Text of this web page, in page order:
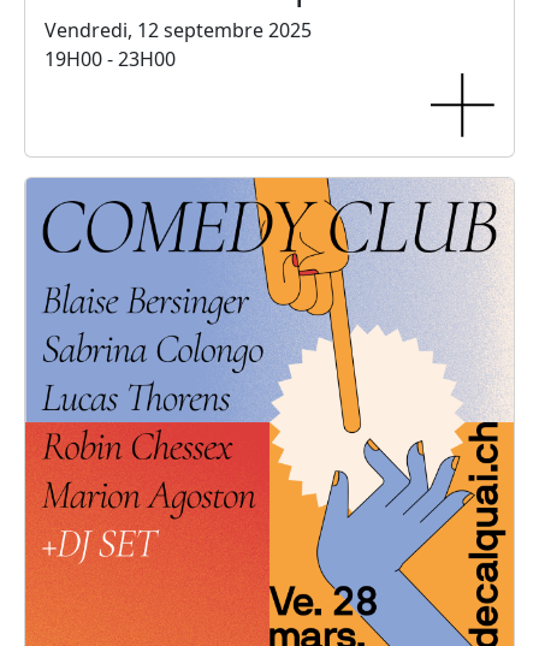
Vendredi, 12 septembre 2025
19H00 - 23H00